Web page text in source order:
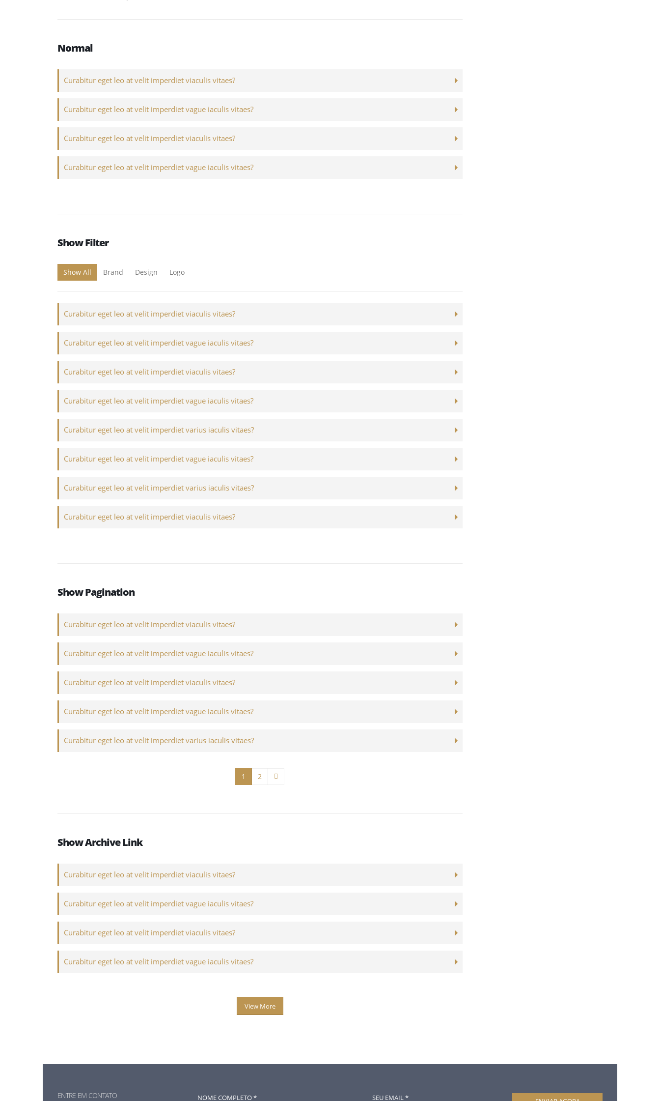
Normal
Curabitur eget leo at velit imperdiet viaculis vitaes?
Curabitur eget leo at velit imperdiet vague iaculis vitaes?
Curabitur eget leo at velit imperdiet viaculis vitaes?
Curabitur eget leo at velit imperdiet vague iaculis vitaes?
Show Filter
Show All Brand Design Logo
Curabitur eget leo at velit imperdiet viaculis vitaes?
Curabitur eget leo at velit imperdiet vague iaculis vitaes?
Curabitur eget leo at velit imperdiet viaculis vitaes?
Curabitur eget leo at velit imperdiet vague iaculis vitaes?
Curabitur eget leo at velit imperdiet varius iaculis vitaes?
Curabitur eget leo at velit imperdiet vague iaculis vitaes?
Curabitur eget leo at velit imperdiet varius iaculis vitaes?
Curabitur eget leo at velit imperdiet viaculis vitaes?
Show Pagination
Curabitur eget leo at velit imperdiet viaculis vitaes?
Curabitur eget leo at velit imperdiet vague iaculis vitaes?
Curabitur eget leo at velit imperdiet viaculis vitaes?
Curabitur eget leo at velit imperdiet vague iaculis vitaes?
Curabitur eget leo at velit imperdiet varius iaculis vitaes?
1 2
Show Archive Link
Curabitur eget leo at velit imperdiet viaculis vitaes?
Curabitur eget leo at velit imperdiet vague iaculis vitaes?
Curabitur eget leo at velit imperdiet viaculis vitaes?
Curabitur eget leo at velit imperdiet vague iaculis vitaes?
View More
ENTRE EM CONTATO